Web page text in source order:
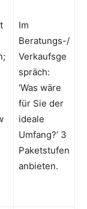
Im
Beratungs-/
Verkaufsge
spräch:
‘Was wäre
für Sie der
ideale
Umfang?’ 3
Paketstufen
anbieten.